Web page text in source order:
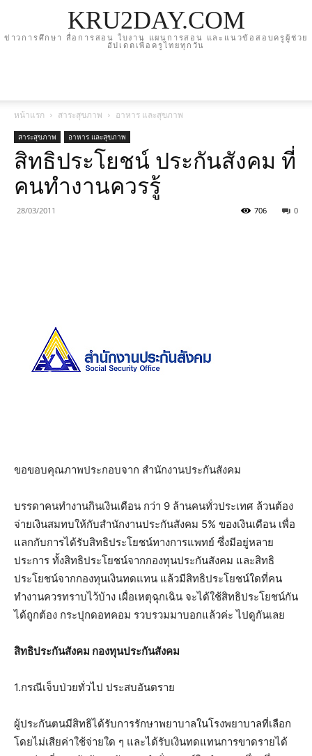
KRU2DAY.COM
ข่าวการศึกษา สื่อการสอน ใบงาน แผนการสอน และแนวข้อสอบครูผู้ช่วย
อัปเดตเพื่อครูไทยทุกวัน
หน้าแรก สาระสุขภาพ อาหาร และสุขภาพ
สาระสุขภาพ อาหาร และสุขภาพ
สิทธิประโยชน์ ประกันสังคม ที่
คนทำงานควรรู้
28/03/2011 0
706
ขอขอบคุณภาพประกอบจาก สำนักงานประกันสังคม
บรรดาคนทำงานกินเงินเดือน กว่า 9 ล้านคนทั่วประเทศ ล้วนต้อง
จ่ายเงินสมทบให้กับสำนักงานประกันสังคม 5% ของเงินเดือน เพื่อ
แลกกับการได้รับสิทธิประโยชน์ทางการแพทย์ ซึ่งมีอยู่หลาย
ประการ ทั้งสิทธิประโยชน์จากกองทุนประกันสังคม และสิทธิ
ประโยชน์จากกองทุนเงินทดแทน แล้วมีสิทธิประโยชน์ใดที่คน
ทำงานควรทราบไว้บ้าง เผื่อเหตุฉุกเฉิน จะได้ใช้สิทธิประโยชน์กัน
ได้ถูกต้อง กระปุกดอทคอม รวบรวมมาบอกแล้วค่ะ ไปดูกันเลย
สิทธิประกันสังคม กองทุนประกันสังคม
1.กรณีเจ็บป่วยทั่วไป ประสบอันตราย
ผู้ประกันตนมีสิทธิได้รับการรักษาพยาบาลในโรงพยาบาลที่เลือก
โดยไม่เสียค่าใช้จ่ายใด ๆ และได้รับเงินทดแทนการขาดรายได้